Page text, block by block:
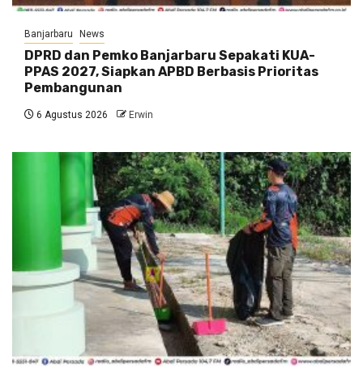
Banjarbaru News
DPRD dan Pemko Banjarbaru Sepakati KUA-
PPAS 2027, Siapkan APBD Berbasis Prioritas
Pembangunan
6 Agustus 2026 Erwin